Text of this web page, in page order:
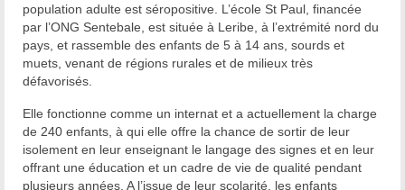
population adulte est séropositive. L’école St Paul, financée
par l’ONG Sentebale, est située à Leribe, à l’extrémité nord du
pays, et rassemble des enfants de 5 à 14 ans, sourds et
muets, venant de régions rurales et de milieux très
défavorisés.
Elle fonctionne comme un internat et a actuellement la charge
de 240 enfants, à qui elle offre la chance de sortir de leur
isolement en leur enseignant le langage des signes et en leur
offrant une éducation et un cadre de vie de qualité pendant
plusieurs années. A l’issue de leur scolarité, les enfants